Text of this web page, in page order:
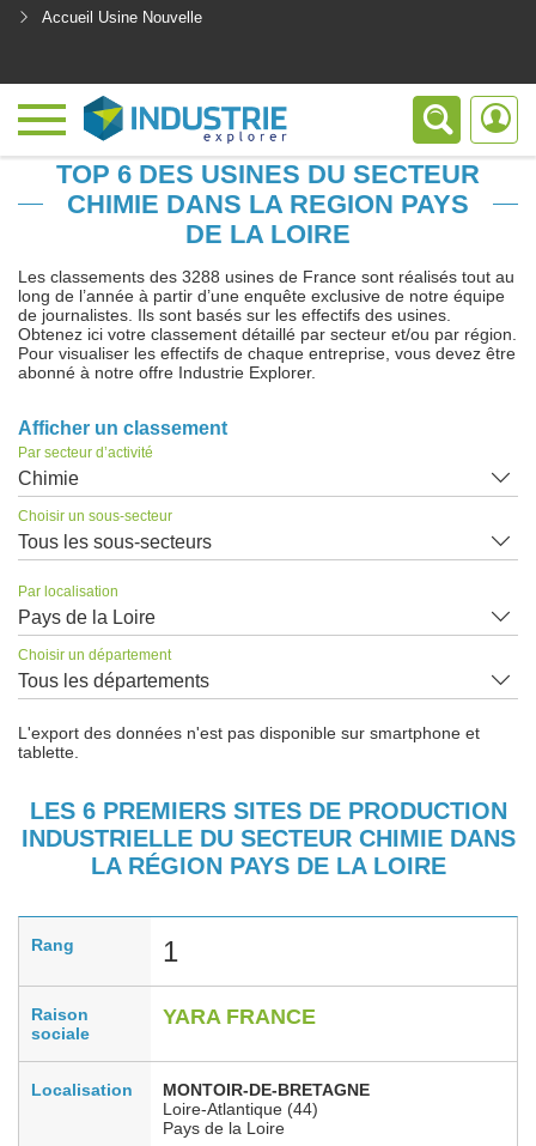
Accueil Usine Nouvelle
TOP 6 DES USINES DU SECTEUR
CHIMIE DANS LA REGION PAYS
DE LA LOIRE
Les classements des 3288 usines de France sont réalisés tout au
long de l’année à partir d’une enquête exclusive de notre équipe
de journalistes. Ils sont basés sur les effectifs des usines.
Obtenez ici votre classement détaillé par secteur et/ou par région.
Pour visualiser les effectifs de chaque entreprise, vous devez être
abonné à notre offre Industrie Explorer.
Afficher un classement
Par secteur d’activité
Chimie
Choisir un sous-secteur
Tous les sous-secteurs
Par localisation
Pays de la Loire
Choisir un département
Tous les départements
L'export des données n'est pas disponible sur smartphone et
tablette.
LES 6 PREMIERS SITES DE PRODUCTION
INDUSTRIELLE DU SECTEUR CHIMIE DANS
LA RÉGION PAYS DE LA LOIRE
Rang 1
Raison
sociale
YARA FRANCE
Localisation
MONTOIR-DE-BRETAGNE
Loire-Atlantique (44)
Pays de la Loire